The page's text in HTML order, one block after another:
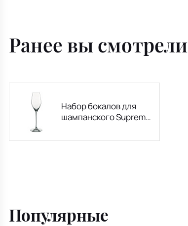
Ранее вы смотрели
Набор бокалов для
шампанского Supreme
Популярные